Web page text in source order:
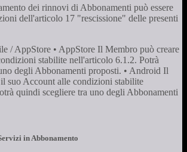
dei rinnovi di Abbonamenti può essere
dell'articolo 17 "rescissione" delle presenti
/ AppStore • AppStore Il Membro può creare
stabilite nell'articolo 6.1.2. Potrà
degli Abbonamenti proposti. • Android Il
suo Account alle condizioni stabilite
quindi scegliere tra uno degli Abbonamenti
in Abbonamento